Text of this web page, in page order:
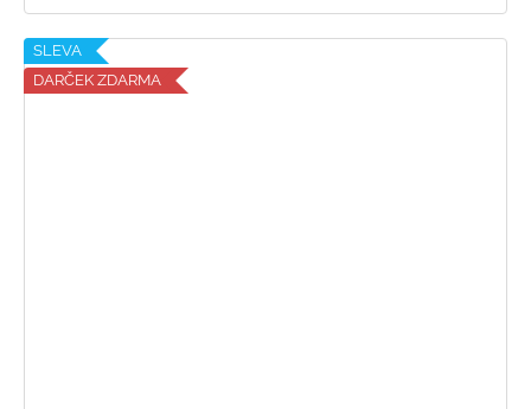
SLEVA
DARČEK ZDARMA